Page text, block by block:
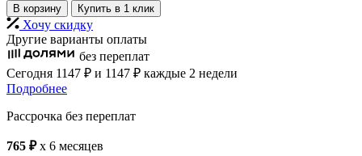
В корзину Купить в 1 клик
Хочу скидку
Другие варианты оплаты
без переплат
Сегодня 1147 ₽ и 1147 ₽ каждые 2 недели
Подробнее
Рассрочка без переплат
765 ₽x 6 месяцев